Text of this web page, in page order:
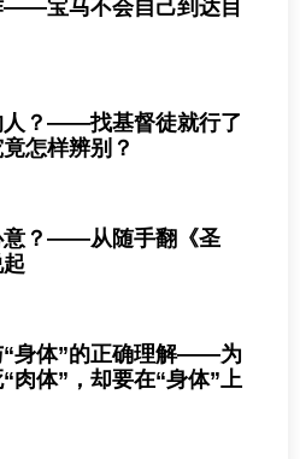
——宝马不会自己到达目
人？——找基督徒就行了
怎样辨别？
意？——从随手翻《圣
“身体”的正确理解——为
肉体”，却要在“身体”上